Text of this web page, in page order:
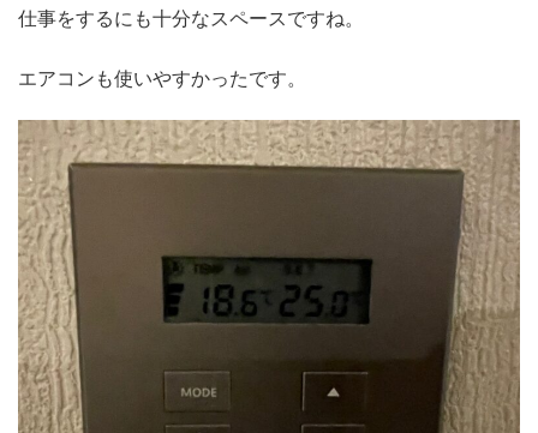
仕事をするにも十分なスペースですね。
エアコンも使いやすかったです。